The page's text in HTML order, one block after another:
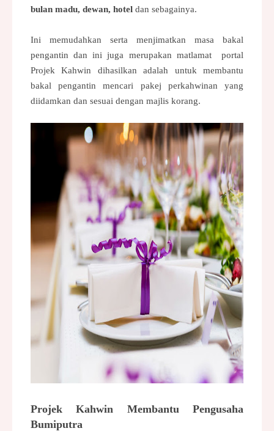
bulan madu, dewan, hotel dan sebagainya.
Ini memudahkan serta menjimatkan masa bakal
pengantin dan ini juga merupakan matlamat portal
Projek Kahwin dihasilkan adalah untuk membantu
bakal pengantin mencari pakej perkahwinan yang
diidamkan dan sesuai dengan majlis korang.
Projek Kahwin Membantu Pengusaha
Bumiputra